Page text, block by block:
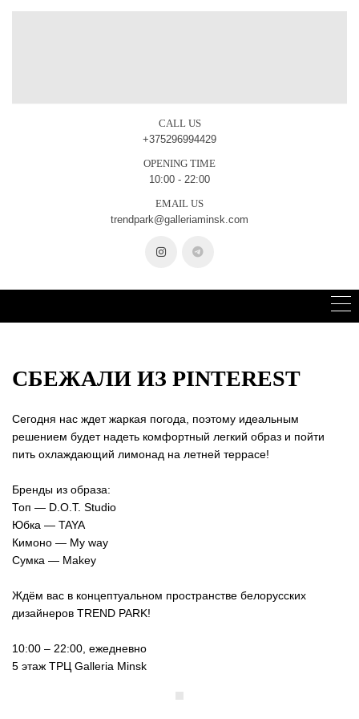
CALL US
+375296994429
OPENING TIME
10:00 - 22:00
EMAIL US
trendpark@galleriaminsk.com
СБЕЖАЛИ ИЗ PINTEREST
Сегодня нас ждет жаркая погода, поэтому идеальным
решением будет надеть комфортный легкий образ и пойти
пить охлаждающий лимонад на летней террасе!
Бренды из образа:
Топ — D.O.T. Studio
Юбка — TAYA
Кимоно — My way
Сумка — Makey
Ждём вас в концептуальном пространстве белорусских
дизайнеров TREND PARK!
10:00 – 22:00, ежедневно
5 этаж ТРЦ Galleria Minsk